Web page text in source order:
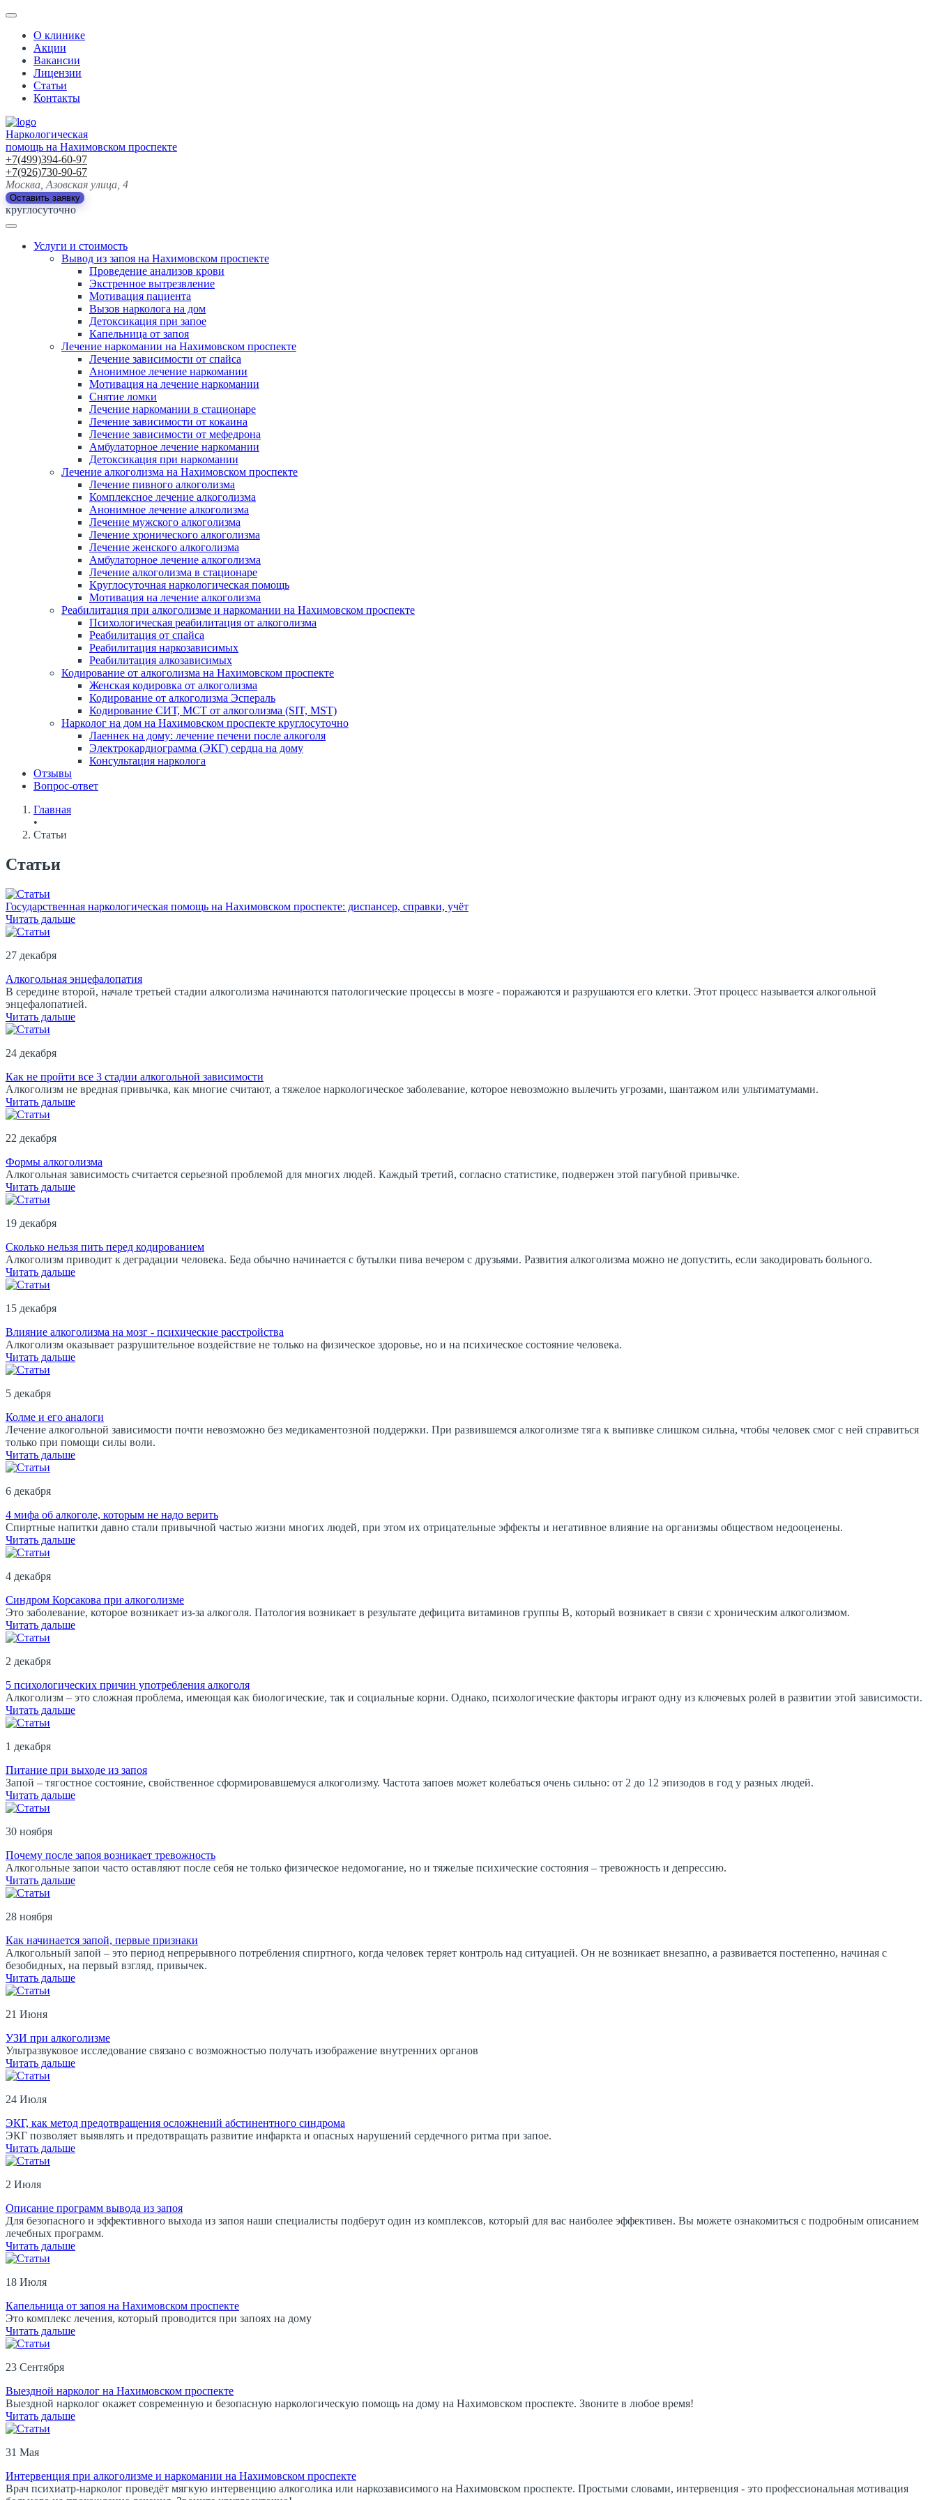
О клинике
Акции
Вакансии
Лицензии
Статьи
Контакты
Наркологическая
помощь на Нахимовском проспекте
+7(499)394-60-97
+7(926)730-90-67
Москва, Азовская улица, 4
Оставить заявку
круглосуточно
Услуги и стоимость
Вывод из запоя на Нахимовском проспекте
Проведение анализов крови
Экстренное вытрезвление
Мотивация пациента
Вызов нарколога на дом
Детоксикация при запое
Капельница от запоя
Лечение наркомании на Нахимовском проспекте
Лечение зависимости от спайса
Анонимное лечение наркомании
Мотивация на лечение наркомании
Снятие ломки
Лечение наркомании в стационаре
Лечение зависимости от кокаина
Лечение зависимости от мефедрона
Амбулаторное лечение наркомании
Детоксикация при наркомании
Лечение алкоголизма на Нахимовском проспекте
Лечение пивного алкоголизма
Комплексное лечение алкоголизма
Анонимное лечение алкоголизма
Лечение мужского алкоголизма
Лечение хронического алкоголизма
Лечение женского алкоголизма
Амбулаторное лечение алкоголизма
Лечение алкоголизма в стационаре
Круглосуточная наркологическая помощь
Мотивация на лечение алкоголизма
Реабилитация при алкоголизме и наркомании на Нахимовском проспекте
Психологическая реабилитация от алкоголизма
Реабилитация от спайса
Реабилитация наркозависимых
Реабилитация алкозависимых
Кодирование от алкоголизма на Нахимовском проспекте
Женская кодировка от алкоголизма
Кодирование от алкоголизма Эспераль
Кодирование СИТ, МСТ от алкоголизма (SIT, MST)
Нарколог на дом на Нахимовском проспекте круглосуточно
Лаеннек на дому: лечение печени после алкоголя
Электрокардиограмма (ЭКГ) сердца на дому
Консультация нарколога
Отзывы
Вопрос-ответ
Главная
•
Статьи
Статьи
Государственная наркологическая помощь на Нахимовском проспекте: диспансер, справки, учёт
Читать дальше
27 декабря
Алкогольная энцефалопатия
В середине второй, начале третьей стадии алкоголизма начинаются патологические процессы в мозге - поражаются и разрушаются его клетки. Этот процесс называется алкогольной
энцефалопатией.
Читать дальше
24 декабря
Как не пройти все 3 стадии алкогольной зависимости
Алкоголизм не вредная привычка, как многие считают, а тяжелое наркологическое заболевание, которое невозможно вылечить угрозами, шантажом или ультиматумами.
Читать дальше
22 декабря
Формы алкоголизма
Алкогольная зависимость считается серьезной проблемой для многих людей. Каждый третий, согласно статистике, подвержен этой пагубной привычке.
Читать дальше
19 декабря
Сколько нельзя пить перед кодированием
Алкоголизм приводит к деградации человека. Беда обычно начинается с бутылки пива вечером с друзьями. Развития алкоголизма можно не допустить, если закодировать больного.
Читать дальше
15 декабря
Влияние алкоголизма на мозг - психические расстройства
Алкоголизм оказывает разрушительное воздействие не только на физическое здоровье, но и на психическое состояние человека.
Читать дальше
5 декабря
Колме и его аналоги
Лечение алкогольной зависимости почти невозможно без медикаментозной поддержки. При развившемся алкоголизме тяга к выпивке слишком сильна, чтобы человек смог с ней справиться
только при помощи силы воли.
Читать дальше
6 декабря
4 мифа об алкоголе, которым не надо верить
Спиртные напитки давно стали привычной частью жизни многих людей, при этом их отрицательные эффекты и негативное влияние на организмы обществом недооценены.
Читать дальше
4 декабря
Синдром Корсакова при алкоголизме
Это заболевание, которое возникает из-за алкоголя. Патология возникает в результате дефицита витаминов группы В, который возникает в связи с хроническим алкоголизмом.
Читать дальше
2 декабря
5 психологических причин употребления алкоголя
Алкоголизм – это сложная проблема, имеющая как биологические, так и социальные корни. Однако, психологические факторы играют одну из ключевых ролей в развитии этой зависимости.
Читать дальше
1 декабря
Питание при выходе из запоя
Запой – тягостное состояние, свойственное сформировавшемуся алкоголизму. Частота запоев может колебаться очень сильно: от 2 до 12 эпизодов в год у разных людей.
Читать дальше
30 ноября
Почему после запоя возникает тревожность
Алкогольные запои часто оставляют после себя не только физическое недомогание, но и тяжелые психические состояния – тревожность и депрессию.
Читать дальше
28 ноября
Как начинается запой, первые признаки
Алкогольный запой – это период непрерывного потребления спиртного, когда человек теряет контроль над ситуацией. Он не возникает внезапно, а развивается постепенно, начиная с
безобидных, на первый взгляд, привычек.
Читать дальше
21 Июня
УЗИ при алкоголизме
Ультразвуковое исследование связано с возможностью получать изображение внутренних органов
Читать дальше
24 Июля
ЭКГ, как метод предотвращения осложнений абстинентного синдрома
ЭКГ позволяет выявлять и предотвращать развитие инфаркта и опасных нарушений сердечного ритма при запое.
Читать дальше
2 Июля
Описание программ вывода из запоя
Для безопасного и эффективного выхода из запоя наши специалисты подберут один из комплексов, который для вас наиболее эффективен. Вы можете ознакомиться с подробным описанием
лечебных программ.
Читать дальше
18 Июля
Капельница от запоя на Нахимовском проспекте
Это комплекс лечения, который проводится при запоях на дому
Читать дальше
23 Сентября
Выездной нарколог на Нахимовском проспекте
Выездной нарколог окажет современную и безопасную наркологическую помощь на дому на Нахимовском проспекте. Звоните в любое время!
Читать дальше
31 Мая
Интервенция при алкоголизме и наркомании на Нахимовском проспекте
Врач психиатр-нарколог проведёт мягкую интервенцию алкоголика или наркозависимого на Нахимовском проспекте. Простыми словами, интервенция - это профессиональная мотивация